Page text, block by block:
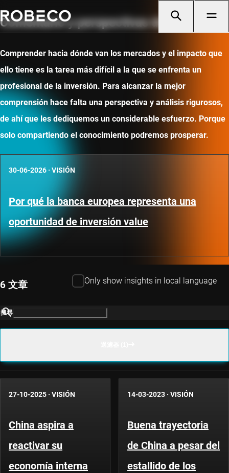
Comentario y perspectivas de mercado
Comprender hacia dónde van los mercados y el impacto que
ello tiene es la tarea más difícil a la que se enfrenta un
profesional de la inversión. Para alcanzar la mejor
comprensión hace falta una perspectiva y análisis rigurosos,
de ahí que les dediquemos un considerable esfuerzo. Porque
solo compartiendo el conocimiento podremos prosperar.
30-06-2026 · VISIÓN
Por qué la banca europea representa una
oportunidad de inversión value
6 文章 Only show insights in local language
搜尋
27-10-2025 · VISIÓN
China aspira a
reactivar su
economía interna
14-03-2023 · VISIÓN
Buena trayectoria
de China a pesar del
estallido de los